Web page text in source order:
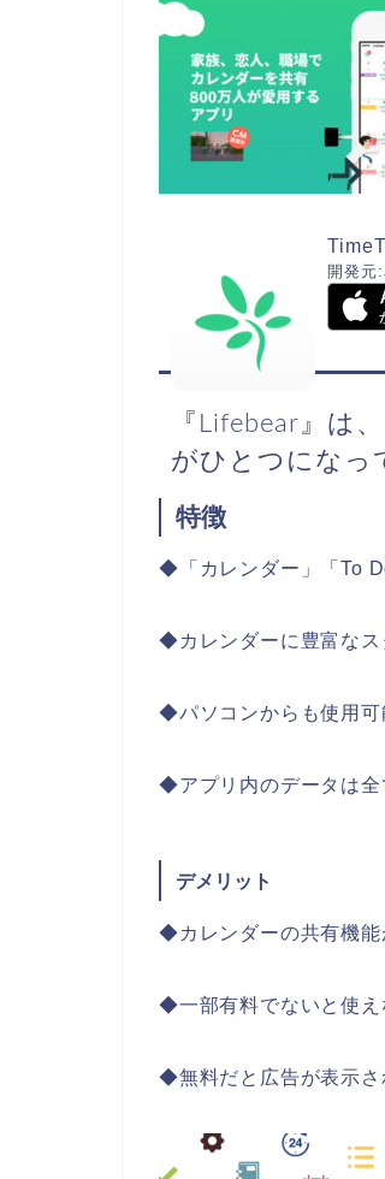
開発元:
『Lifebear』は、
がひとつになっ
特徴
◆「カレンダー」「To
◆カレンダーに豊富なス
◆パソコンからも使用可
◆アプリ内のデータは全
デメリット
◆カレンダーの共有機能
◆一部有料でないと使え
◆無料だと広告が表示さ